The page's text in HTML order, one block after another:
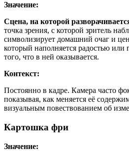
Значение:
Сцена, на которой
точка зрения, с которой зритель
символизирует домашний очаг и
который наполняется радостью или
того, что в ней оказывается.
Контекст:
Постоянно в кадре. Камера часто
показывая, как меняется её
визуальным повествованием об
Картошка фри
Значение: